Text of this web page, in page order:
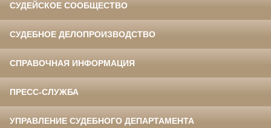
СУДЕЙСКОЕ СООБЩЕСТВО
СУДЕБНОЕ ДЕЛОПРОИЗВОДСТВО
СПРАВОЧНАЯ ИНФОРМАЦИЯ
ПРЕСС-СЛУЖБА
УПРАВЛЕНИЕ СУДЕБНОГО ДЕПАРТАМЕНТА